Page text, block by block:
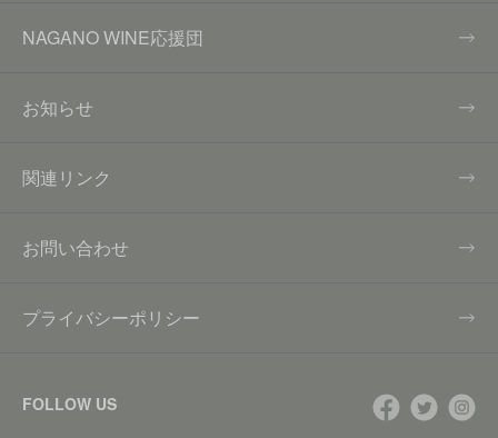
NAGANO WINE応援団
お知らせ
関連リンク
お問い合わせ
プライバシーポリシー
FOLLOW US